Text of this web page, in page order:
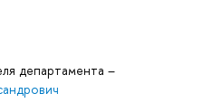
департамента –